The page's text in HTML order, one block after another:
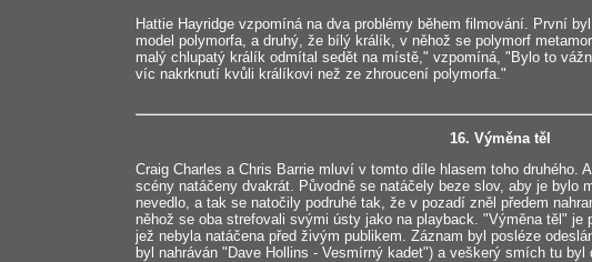
Hattie Hayridge vzpomíná na dva problémy během filmování. První
model polymorfa, a druhý, že bílý králík, v něhož se polymorf
malý chlupatý králík odmítal sedět na místě," vzpomíná, "Bylo to
víc nakrknutí kvůli králíkovi než ze zhroucení polymorfa."
16. Výměna těl
Craig Charles a Chris Barrie mluví v tomto díle hlasem toho druhého.
scény natáčeny dvakrát. Původně se natáčely beze slov, aby je bylo
nevedlo, a tak se natočily podruhé tak, že v pozadí zněl předem
něhož se oba strefovali svými ústy jako na playback. "Výměna těl" je
jež nebyla natáčena před živým publikem. Záznam byl posléze
byl nahráván "Dave Hollins - Vesmírný kadet") a veškerý smích tu byl